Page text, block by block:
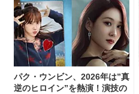
パク・ウンビン、2026年は”真
逆のヒロイン”を熱演！演技の